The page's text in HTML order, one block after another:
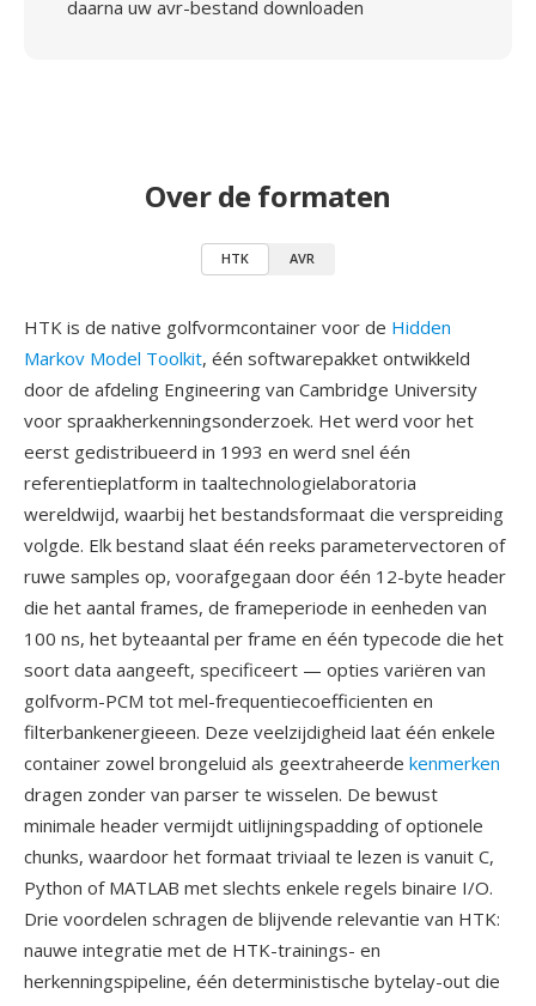
daarna uw avr-bestand downloaden
Over de formaten
HTK AVR
HTK is de native golfvormcontainer voor de Hidden
Markov Model Toolkit, één softwarepakket ontwikkeld
door de afdeling Engineering van Cambridge University
voor spraakherkenningsonderzoek. Het werd voor het
eerst gedistribueerd in 1993 en werd snel één
referentieplatform in taaltechnologielaboratoria
wereldwijd, waarbij het bestandsformaat die verspreiding
volgde. Elk bestand slaat één reeks parametervectoren of
ruwe samples op, voorafgegaan door één 12-byte header
die het aantal frames, de frameperiode in eenheden van
100 ns, het byteaantal per frame en één typecode die het
soort data aangeeft, specificeert — opties variëren van
golfvorm-PCM tot mel-frequentiecoefficienten en
filterbankenergieeen. Deze veelzijdigheid laat één enkele
container zowel brongeluid als geextraheerde kenmerken
dragen zonder van parser te wisselen. De bewust
minimale header vermijdt uitlijningspadding of optionele
chunks, waardoor het formaat triviaal te lezen is vanuit C,
Python of MATLAB met slechts enkele regels binaire I/O.
Drie voordelen schragen de blijvende relevantie van HTK:
nauwe integratie met de HTK-trainings- en
herkenningspipeline, één deterministische bytelay-out die